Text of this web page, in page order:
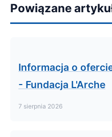
Powiązane
Informacja o
- Fundacja L'Arche
7 sierpnia 2026